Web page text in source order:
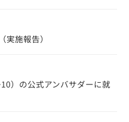
施報告）
）の公式アンバサダーに就